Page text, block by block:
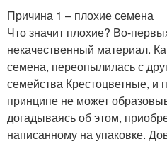
Причина 1 – плохие семена
Что значит плохие? Во-
некачественный материал.
семена, переопылилась с
семейства Крестоцветные, и
принципе не может
догадываясь об этом,
написанному на упаковке.